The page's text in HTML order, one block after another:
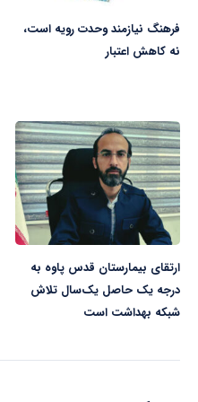
فرهنگ نیازمند وحدت رویه است،
نه کاهش اعتبار
ارتقای بیمارستان قدس پاوه به
درجه یک حاصل یک‌سال تلاش
شبکه بهداشت است